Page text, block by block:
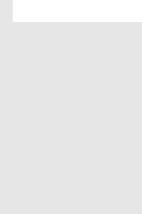
करना बंद कर दिया।